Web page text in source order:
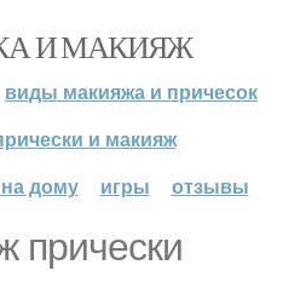
И МАКИЯЖ
виды макияжа и причесок
и макияж
дому
игры отзывы
прически